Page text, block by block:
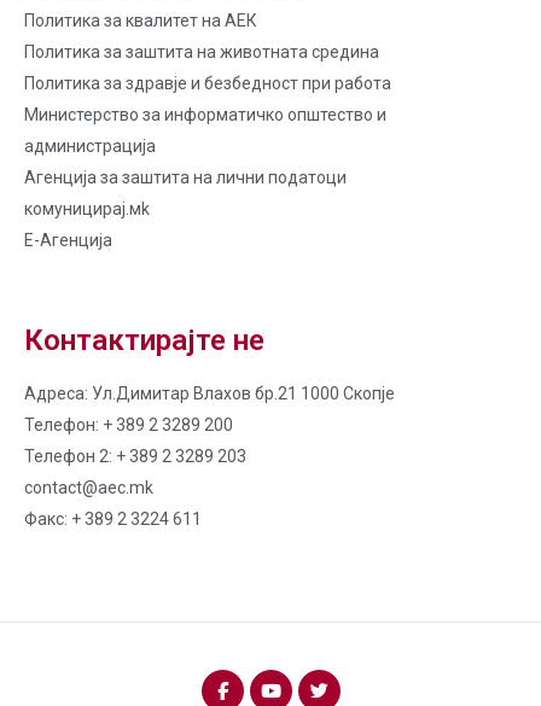
Политика за квалитет на AЕК
Политика за заштита на животната средина
Политика за здравје и безбедност при работа
Министерство за информатичко општество и
администрација
Агенција за заштита на лични податоци
комуницирај.мk
Е-Агенција
Контактирајте не
Адреса: Ул.Димитар Влахов бр.21 1000 Скопје
Телефон: + 389 2 3289 200
Телефон 2: + 389 2 3289 203
contact@aec.mk
Факс: + 389 2 3224 611